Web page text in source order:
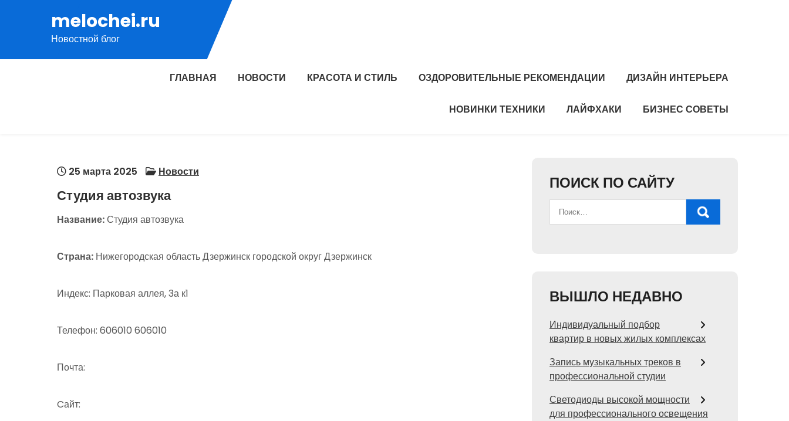
содержимому
melochei.ru
Новостной блог
ГЛАВНАЯ НОВОСТИ КРАСОТА И СТИЛЬ ОЗДОРОВИТЕЛЬНЫЕ РЕКОМЕНДАЦИИ ДИЗАЙН ИНТЕРЬЕРА
НОВИНКИ ТЕХНИКИ ЛАЙФХАКИ БИЗНЕС СОВЕТЫ
25 марта 2025 Новости
Студия автозвука
Название:Студия автозвука
Страна: Нижегородская область Дзержинск городской округ Дзержинск
Индекс: Парковая аллея, 3а к1
Телефон: 606010 606010
Почта:
Cайт:
ПОИСК ПО САЙТУ
ВЫШЛО НЕДАВНО
Индивидуальный подбор
квартир в новых жилых комплексах
Запись музыкальных треков в
профессиональной студии
Светодиоды высокой мощности
для профессионального освещения